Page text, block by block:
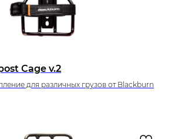
Cage v.2
для различных грузов от Blackburn